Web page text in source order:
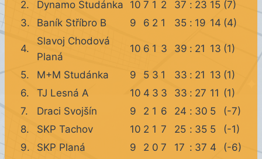
2. Dynamo Studánka 10 7 1 2 37 : 23 15 (7)
3.
Baník Stříbro B 9 6 2 1 35 : 19 14 (4)
4.
Slavoj Chodová
Planá
10 6 1 3 39 : 21 13 (1)
5. M+M Studánka 9 5 3 1 33 : 21 13 (1)
6.
TJ Lesná A 10 4 3 3 33 : 27 11 (1)
7.
Draci Svojšín 9 2 1 6 24 : 30 5
(-7)
8.
SKP Tachov 10 2 1 7 25 : 35 5
(-1)
9.
SKP Planá 9 2 0 7 17 : 37 4
(-6)